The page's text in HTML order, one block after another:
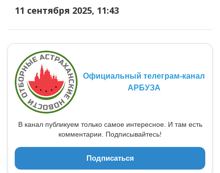
11 сентября 2025, 11:43
Официальный телеграм-канал
АРБУЗА
В канал публикуем только самое интересное. И там есть
комментарии. Подписывайтесь!
Подписаться